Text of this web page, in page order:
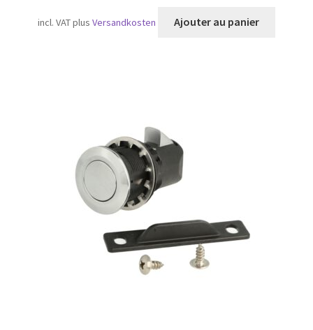
incl. VATplusVersandkosten Ajouter au panier